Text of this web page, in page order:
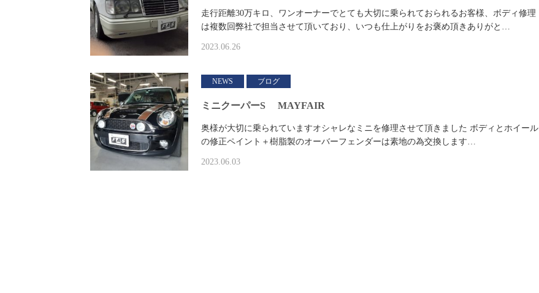
走行距離30万キロ、ワンオーナーでとても大切に乗られておられるお客様、ボディ修理
は複数回弊社で担当させて頂いており、いつも仕上がりをお褒め頂きありがと…
2023.06.26
NEWS ブログ
ミニクーパーS MAYFAIR
奥様が大切に乗られていますオシャレなミニを修理させて頂きました ボディとホイール
の修正ペイント＋樹脂製のオーバーフェンダーは素地の為交換します…
2023.06.03